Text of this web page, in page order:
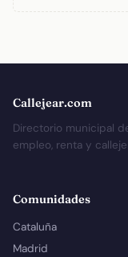
Callejear.com
Directorio municipal
empleo, renta y
Comunidades
Cataluña
Madrid